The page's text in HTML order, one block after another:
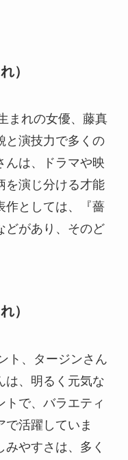
）
まれの女優、藤真
と演技力で多くの
んは、ドラマや映
を演じ分ける才能
作としては、『薔
どがあり、そのど
）
ト、タージンさん
は、明るく元気な
トで、バラエティ
で活躍していま
やすさは、多く